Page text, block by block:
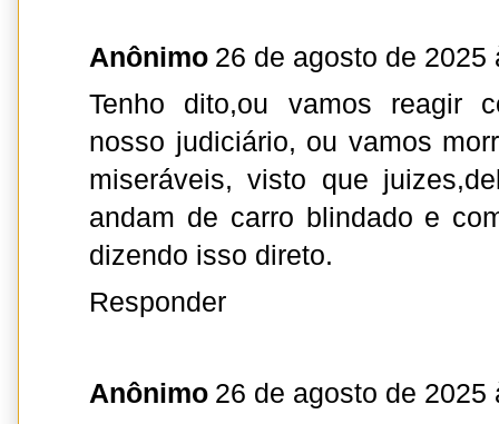
Anônimo 26 de agosto de 2025
Tenho dito,ou vamos reagir
nosso judiciário, ou vamos
miseráveis, visto que
andam de carro blindado e
dizendo isso direto.
Responder
Anônimo 26 de agosto de 2025